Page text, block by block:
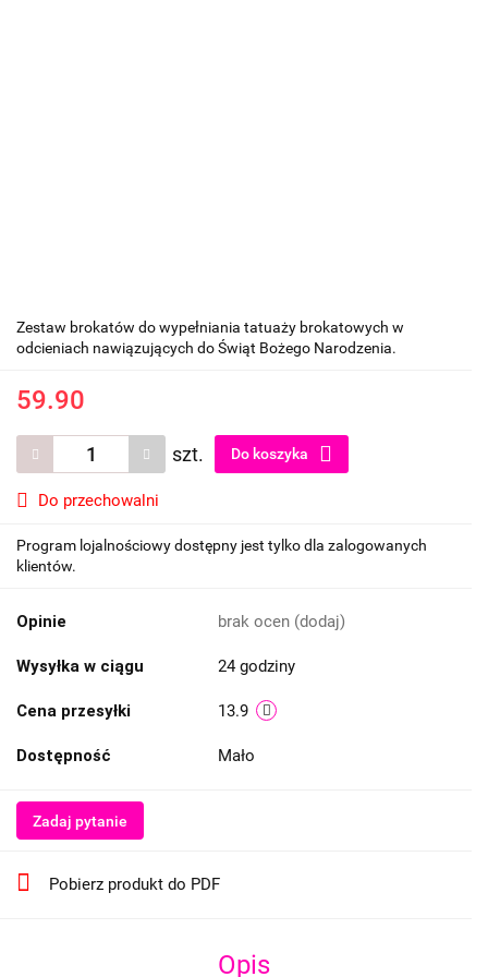
Zestaw brokatów do wypełniania tatuaży brokatowych w
odcieniach nawiązujących do Świąt Bożego Narodzenia.
59.90
szt. Do koszyka
Do przechowalni
Program lojalnościowy dostępny jest tylko dla zalogowanych
klientów.
Opinie brak ocen (dodaj)
Wysyłka w ciągu 24 godziny
Cena przesyłki 13.9
Dostępność Mało
Zadaj pytanie
Pobierz produkt do PDF
Opis